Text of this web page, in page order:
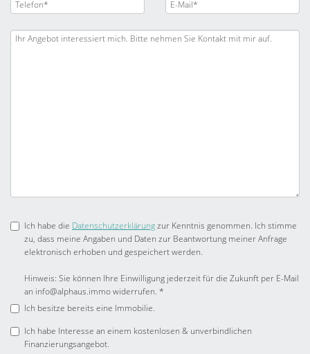
Ich habe die Datenschutzerklärungzur Kenntnis genommen. Ich stimme
zu, dass meine Angaben und Daten zur Beantwortung meiner Anfrage
elektronisch erhoben und gespeichert werden.
Hinweis: Sie können Ihre Einwilligung jederzeit für die Zukunft per E-Mail
an info@alphaus.immo widerrufen. *
Ich besitze bereits eine Immobilie.
Ich habe Interesse an einem kostenlosen & unverbindlichen
Finanzierungsangebot.